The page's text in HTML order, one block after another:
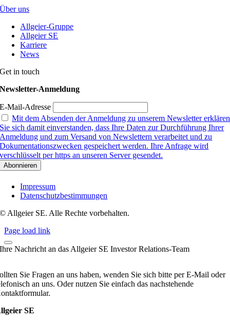
Über uns
Allgeier-Gruppe
Allgeier SE
Karriere
News
Get in touch
Newsletter-Anmeldung
E-Mail-Adresse
Mit dem Absenden der Anmeldung zu unserem Newsletter erklären
Sie sich damit einverstanden, dass Ihre Daten zur Durchführung Ihrer
Anmeldung und zum Versand von Newslettern verarbeitet und zu
Dokumentationszwecken gespeichert werden. Ihre Anfrage wird
verschlüsselt per https an unseren Server gesendet.
Impressum
Datenschutzbestimmungen
© Allgeier SE. Alle Rechte vorbehalten.
Page load link
Ihre Nachricht an das Allgeier SE Investor Relations-Team
Sie Fragen an uns haben, wenden Sie sich bitte per E-Mail oder
an uns. Oder nutzen Sie einfach das nachstehende
SE